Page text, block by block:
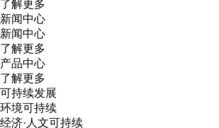
了解更多
新闻中心
新闻中心
了解更多
产品中心
了解更多
可持续发展
环境可持续
经济·人文可持续